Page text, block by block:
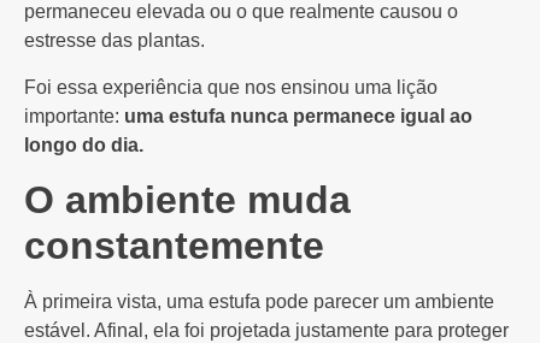
permaneceu elevada ou o que realmente causou o
estresse das plantas.
Foi essa experiência que nos ensinou uma lição
importante: uma estufa nunca permanece igual ao
longo do dia.
O ambiente muda
constantemente
À primeira vista, uma estufa pode parecer um ambiente
estável. Afinal, ela foi projetada justamente para proteger